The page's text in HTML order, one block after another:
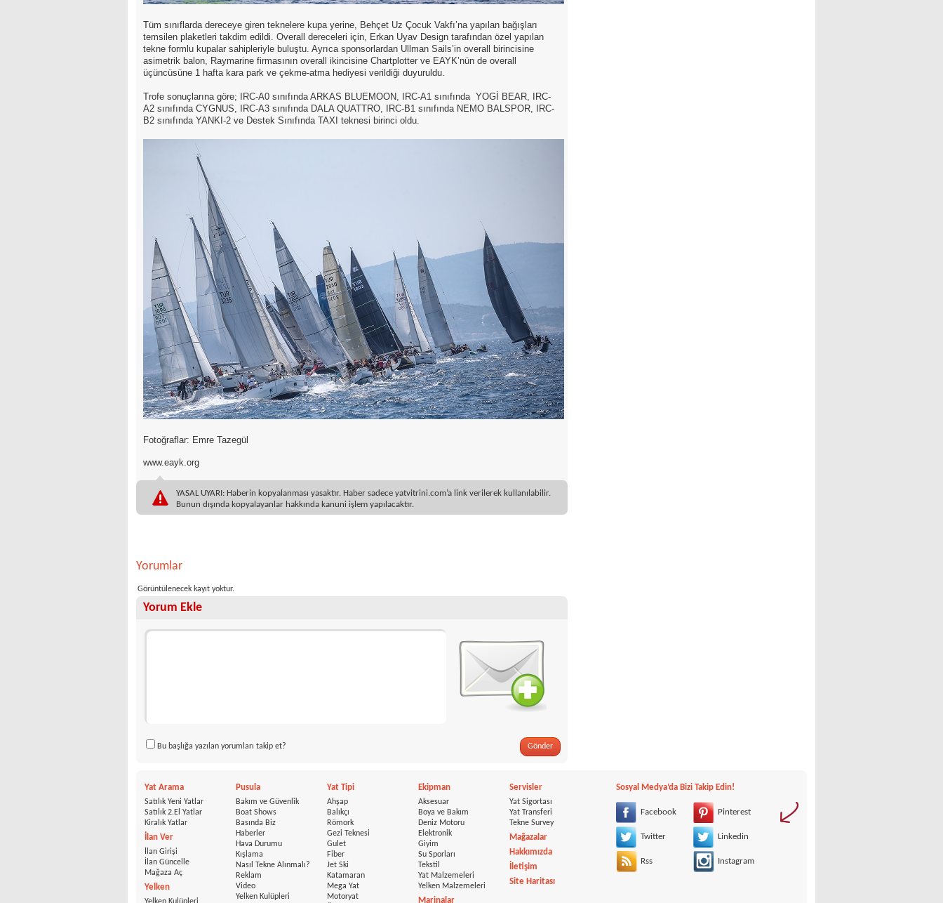
Tüm sınıflarda dereceye giren teknelere kupa yerine, Behçet Uz Çocuk Vakfı’na yapılan bağışları
temsilen plaketleri takdim edildi. Overall dereceleri için, Erkan Uyav Design tarafından özel yapılan
tekne formlu kupalar sahipleriyle buluştu. Ayrıca sponsorlardan Ullman Sails’in overall birincisine
asimetrik balon, Raymarine firmasının overall ikincisine Chartplotter ve EAYK’nün de overall
üçüncüsüne 1 hafta kara park ve çekme-atma hediyesi verildiği duyuruldu.
Trofe sonuçlarına göre; IRC-A0 sınıfında ARKAS BLUEMOON, IRC-A1 sınıfında YOGİ BEAR, IRC-
A2 sınıfında CYGNUS, IRC-A3 sınıfında DALA QUATTRO, IRC-B1 sınıfında NEMO BALSPOR, IRC-
B2 sınıfında YANKI-2 ve Destek Sınıfında TAXI teknesi birinci oldu.
Fotoğraflar: Emre Tazegül
www.eayk.org
YASAL UYARI: Haberin kopyalanması yasaktır. Haber sadece yatvitrini.com’a link verilerek kullanılabilir.
Bunun dışında kopyalayanlar hakkında kanuni işlem yapılacaktır.
Yorumlar
Görüntülenecek kayıt yoktur.
Yorum Ekle
Gönder
Bu başlığa yazılan yorumları takip et?
Yat Arama
Satılık Yeni Yatlar
Satılık 2.El Yatlar
Kiralık Yatlar
İlan Ver
İlan Girişi
İlan Güncelle
Mağaza Aç
Yelken
Pusula
Bakım ve Güvenlik
Boat Shows
Basında Biz
Haberler
Hava Durumu
Kışlama
Nasıl Tekne Alınmalı?
Reklam
Video
Yelken Kulüpleri
Yat Tipi
Ahşap
Balıkçı
Römork
Gezi Teknesi
Gulet
Fiber
Jet Ski
Katamaran
Mega Yat
Motoryat
Ekipman
Aksesuar
Boya ve Bakım
Deniz Motoru
Elektronik
Giyim
Su Sporları
Tekstil
Yat Malzemeleri
Yelken Malzemeleri
Marinalar
Servisler
Yat Sigortası
Yat Transferi
Tekne Survey
Mağazalar
Hakkımızda
İletişim
Site Haritası
Sosyal Medya‘da Bizi Takip Edin!
Facebook Pinterest
Twitter Linkedin
Rss Instagram